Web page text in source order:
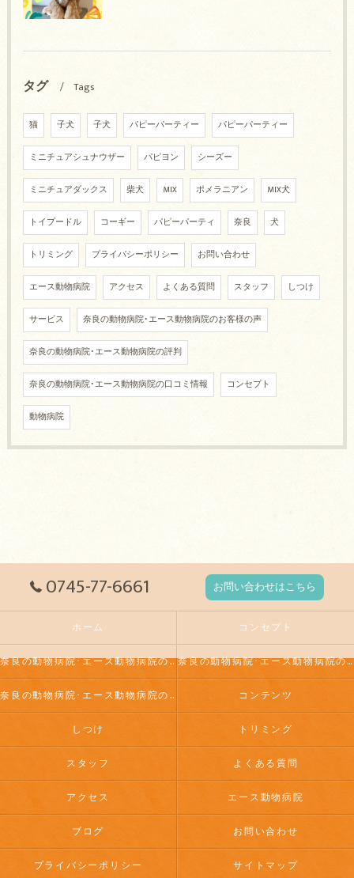
タグ Tags
猫 子犬 子犬 パピーパーティー パピーパーティー
ミニチュアシュナウザー パピヨン シーズー
ミニチュアダックス 柴犬 MIX ポメラニアン MIX犬
トイプードル コーギー パピーパーティ 奈良 犬
トリミング プライバシーポリシー お問い合わせ
エース動物病院 アクセス よくある質問 スタッフ しつけ
サービス 奈良の動物病院･エース動物病院のお客様の声
奈良の動物病院･エース動物病院の評判
奈良の動物病院･エース動物病院の口コミ情報 コンセプト
動物病院
0745-77-6661 お問い合わせはこちら
ホーム コンセプト
奈良の動物病院･エース動物病院の口コミ情報 奈良の動物病院･エース動物病院の評判
奈良の動物病院･エース動物病院のお客様の声 コンテンツ
しつけ トリミング
スタッフ よくある質問
アクセス エース動物病院
ブログ お問い合わせ
プライバシーポリシー サイトマップ